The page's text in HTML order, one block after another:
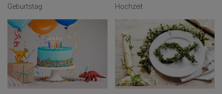
Geburtstag Hochzeit